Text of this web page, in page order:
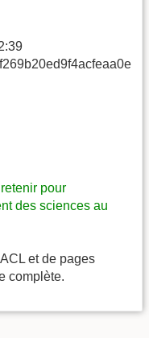
pour
des sciences au
et de pages
complète.